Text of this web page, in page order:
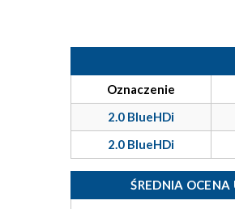
Oznaczenie
2.0 BlueHDi
2.0 BlueHDi
ŚREDNIA